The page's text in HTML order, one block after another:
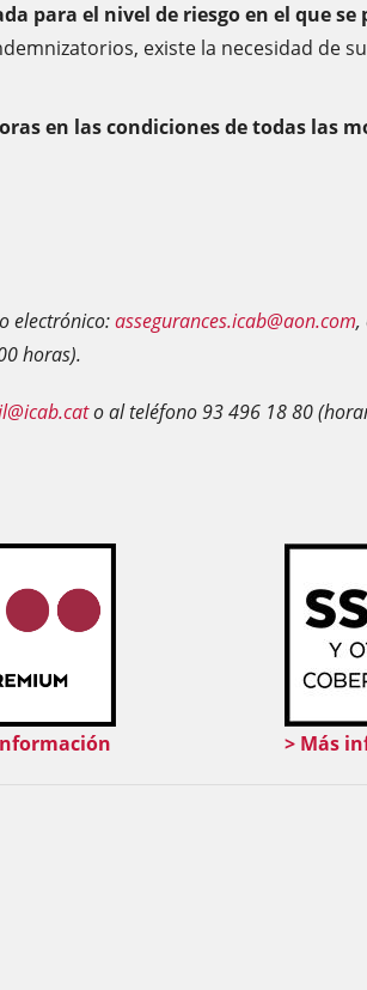
para el nivel de riesgo en el que
existe la necesidad de
en las condiciones de todas las
electrónico:assegurances.icab@aon.com,
horas).
o al teléfono 93 496 18 80
> Más